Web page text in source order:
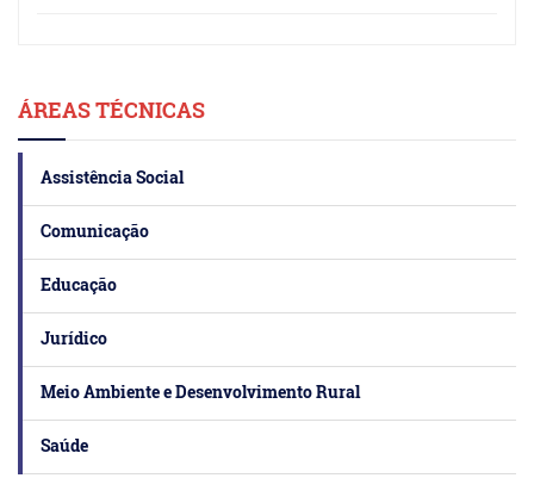
ÁREAS TÉCNICAS
Assistência Social
Comunicação
Educação
Jurídico
Meio Ambiente e Desenvolvimento Rural
Saúde